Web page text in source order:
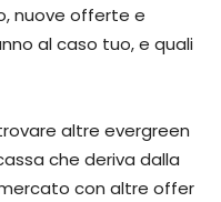
nuove offerte e
al caso tuo, e quali
altre evergreen
che deriva dalla
con altre offer